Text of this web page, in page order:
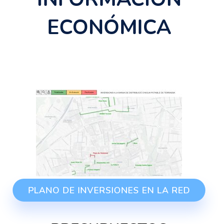
ECONÓMICA
PLANO DE INVERSIONES EN LA RED